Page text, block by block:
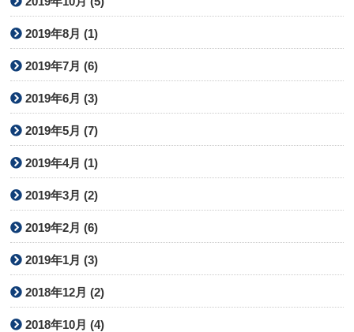
2019年8月 (1)
2019年7月 (6)
2019年6月 (3)
2019年5月 (7)
2019年4月 (1)
2019年3月 (2)
2019年2月 (6)
2019年1月 (3)
2018年12月 (2)
2018年10月 (4)